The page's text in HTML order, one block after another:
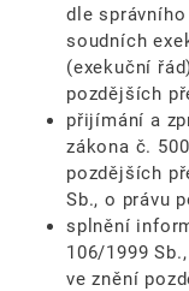
dle
soudních
(exekuční
pozdějších
přijímání a
zákona č.
pozdějších
Sb., o právu
splnění
106/1999
ve znění